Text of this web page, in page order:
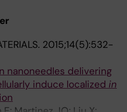
2015;14(5):532-
nanoneedles delivering
induce localized in